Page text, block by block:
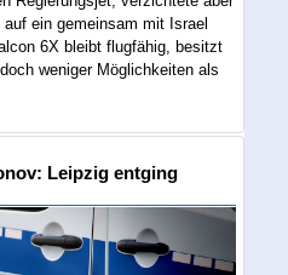
ein gemeinsam mit Israel
6X bleibt flugfähig, besitzt
weniger Möglichkeiten als
Leipzig entging